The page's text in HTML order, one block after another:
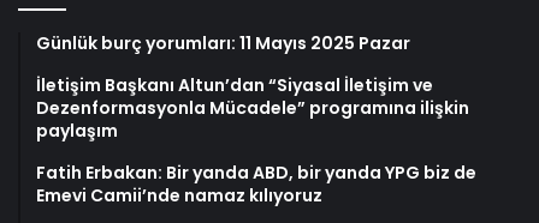
Günlük burç yorumları: 11 Mayıs 2025 Pazar
İletişim Başkanı Altun’dan “Siyasal İletişim ve
Dezenformasyonla Mücadele” programına ilişkin
paylaşım
Fatih Erbakan: Bir yanda ABD, bir yanda YPG biz de
Emevi Camii’nde namaz kılıyoruz